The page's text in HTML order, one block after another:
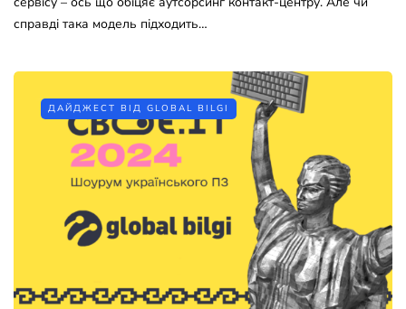
справді така модель підходить…
ДАЙДЖЕСТ ВІД GLOBAL BILGI